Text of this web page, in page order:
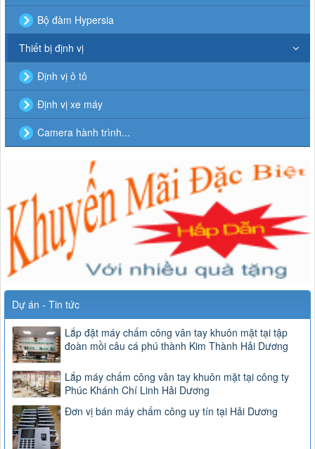
Bộ đàm Hypersia
Thiết bị định vị
Định vị ô tô
Định vị xe máy
Camera hành trình...
Dự án - Tin tức
Lắp đặt máy chấm công vân tay khuôn mặt tại tập
đoàn mồi câu cá phú thành Kim Thành Hải Dương
Lắp máy chấm công vân tay khuôn mặt tại công ty
Phúc Khánh Chí Linh Hải Dương
Đơn vị bán máy chấm công uy tín tại Hải Dương